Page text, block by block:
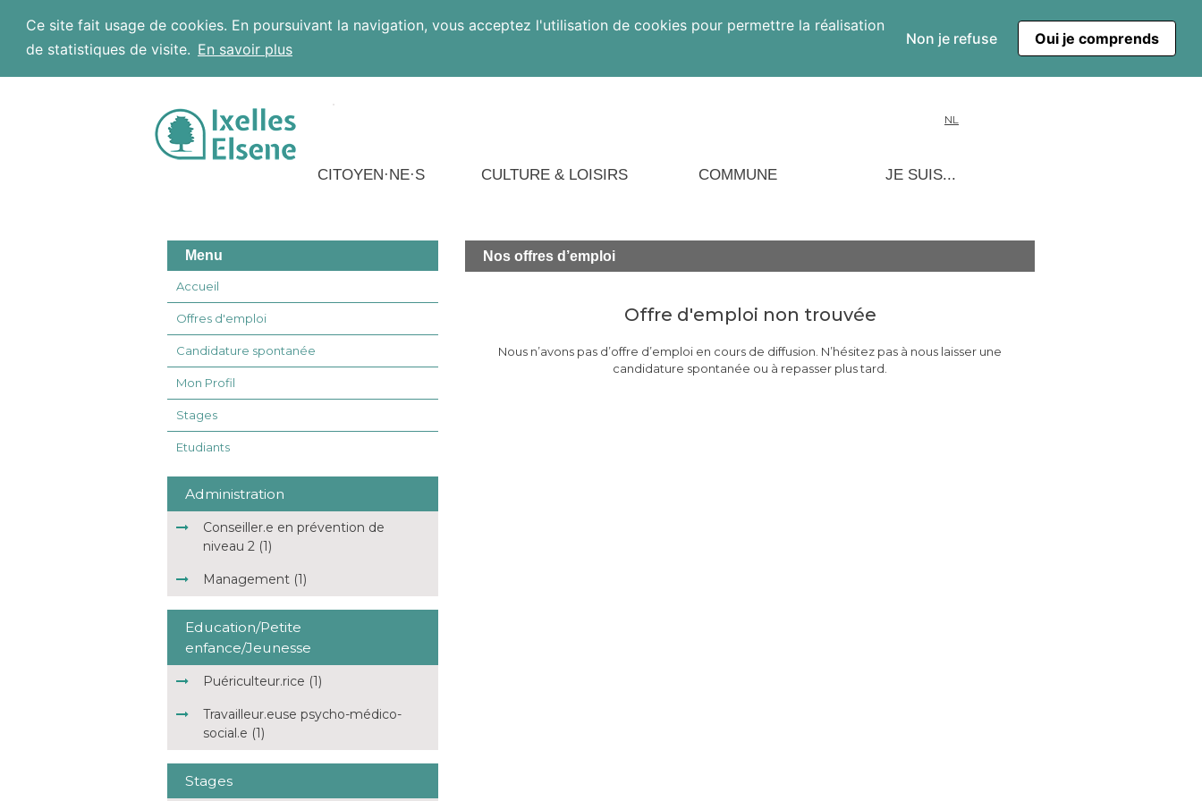
Ce site fait usage de cookies. En poursuivant la navigation, vous acceptez l'utilisation de cookies pour permettre la réalisation
de statistiques de visite. En savoir plus
Non je refuse Oui je comprends
NL
CITOYEN·NE·S CULTURE & LOISIRS COMMUNE JE SUIS...
Menu
Accueil
Offres d'emploi
Candidature spontanée
Mon Profil
Stages
Etudiants
Administration
Conseiller.e en prévention de
niveau 2 (1)
Management (1)
Education/Petite
enfance/Jeunesse
Puériculteur.rice (1)
Travailleur.euse psycho-médico-
social.e (1)
Stages
Nosoffres d’emploi
Offre d'emploi non trouvée
Nous n’avons pas d’offre d’emploi en cours de diffusion. N’hésitez pas à nous laisser une
candidature spontanée ou à repasser plus tard.